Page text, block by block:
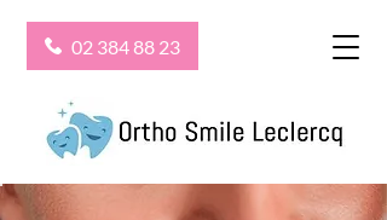
02 384 88 23